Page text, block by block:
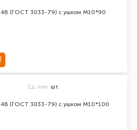
(ГОСТ 3033-79) с ушком М10*90
(ГОСТ 3033-79) с ушком М10*100
Ед. изм. шт.